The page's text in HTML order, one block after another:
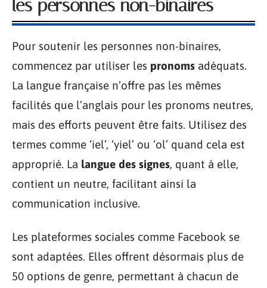
les personnes non-binaires
Pour soutenir les personnes non-binaires,
commencez par utiliser les pronoms adéquats.
La langue française n’offre pas les mêmes
facilités que l’anglais pour les pronoms neutres,
mais des efforts peuvent être faits. Utilisez des
termes comme ‘iel’, ‘yiel’ ou ‘ol’ quand cela est
approprié. La langue des signes, quant à elle,
contient un neutre, facilitant ainsi la
communication inclusive.
Les plateformes sociales comme Facebook se
sont adaptées. Elles offrent désormais plus de
50 options de genre, permettant à chacun de